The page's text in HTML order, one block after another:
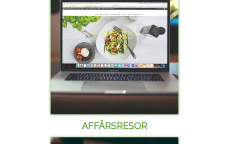
AFFÄRSRESOR